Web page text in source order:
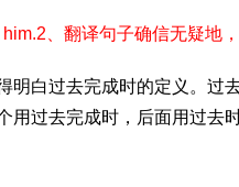
、翻译句子确信无疑地，
明白过去完成时的定义。过
用过去完成时，后面用过去